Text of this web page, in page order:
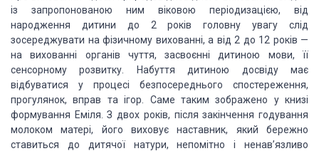
із запропонованою ним віковою періодизацією, від
народження дитини до 2 років головну увагу слід
зосереджувати на фізичному вихованні, а від 2 до 12 років —
на вихованні органів чуття, засвоєнні дитиною мови, її
сенсорному розвитку.
Набуття дитиною досвіду має
відбуватися у процесі безпосереднього спостереження,
прогулянок, вправ та ігор. Саме таким зображено у книзі
формування Еміля. З двох років, після закінчення годування
молоком матері, його виховує наставник, який бережно
ставиться до дитячої натури, непомітно і ненав’язливо